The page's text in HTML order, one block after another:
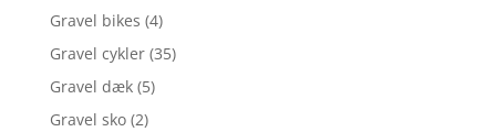
Gravel bikes (4)
Gravel cykler (35)
Gravel dæk (5)
Gravel sko (2)